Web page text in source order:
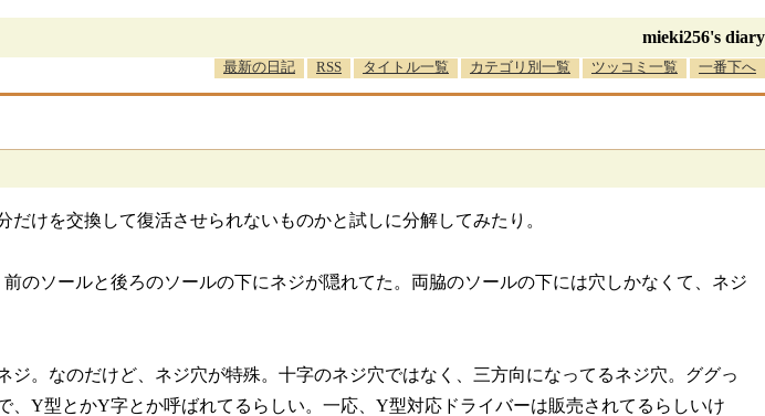
mieki256's diary
最新の日記 RSS タイトル一覧 カテゴリ別一覧 ツッコミ一覧 一番下へ
けを交換して復活させられないものかと試しに分解してみたり。
のソールと後ろのソールの下にネジが隠れてた。両脇のソールの下には穴しかなくて、ネジ
。なのだけど、ネジ穴が特殊。十字のネジ穴ではなく、三方向になってるネジ穴。ググっ
、Y型とかY字とか呼ばれてるらしい。一応、Y型対応ドライバーは販売されてるらしいけ